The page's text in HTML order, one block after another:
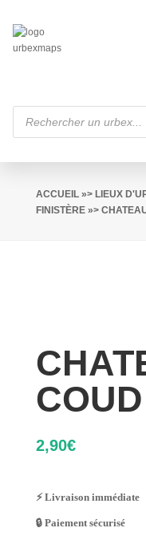
Recherche
produits
ACCUEIL»> LIEUX
FINISTÈRE»>
COUD
2,90€
⚡ Livraison immédiate
🔒 Paiement sécurisé